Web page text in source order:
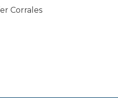
Corrales